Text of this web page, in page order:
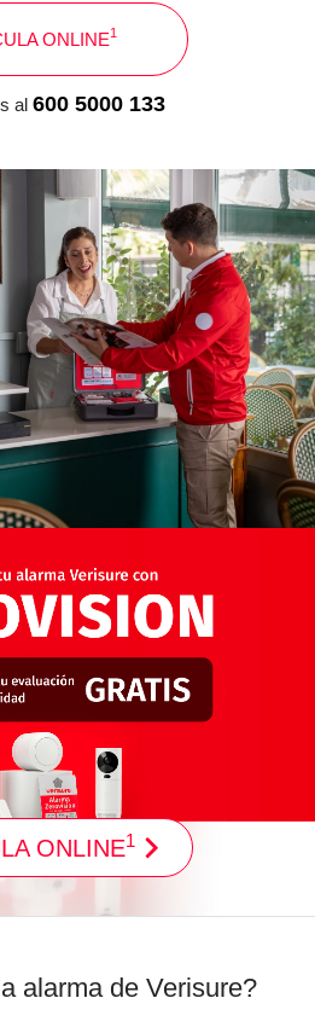
ONLINE1
al 600 5000 133
ONLINE1
alarma de Verisure?